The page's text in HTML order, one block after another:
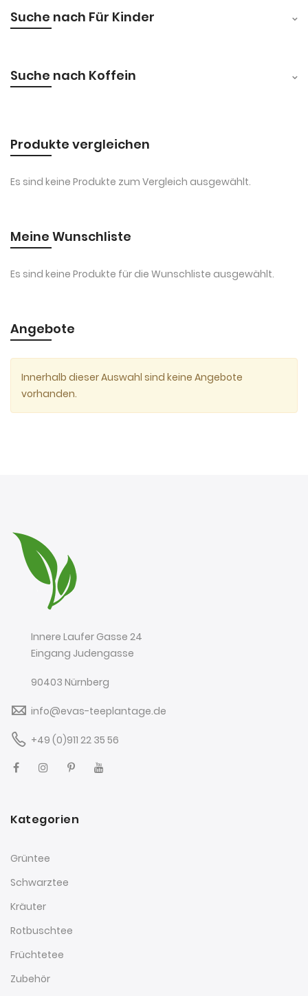
Suche nach Für Kinder
Suche nach Koffein
Produkte vergleichen
Es sind keine Produkte zum Vergleich ausgewählt.
Meine Wunschliste
Es sind keine Produkte für die Wunschliste ausgewählt.
Angebote
Innerhalb dieser Auswahl sind keine Angebote
vorhanden.
Innere Laufer Gasse 24
Eingang Judengasse
90403 Nürnberg
info@evas-teeplantage.de
+49 (0)911 22 35 56
Kategorien
Grüntee
Schwarztee
Kräuter
Rotbuschtee
Früchtetee
Zubehör